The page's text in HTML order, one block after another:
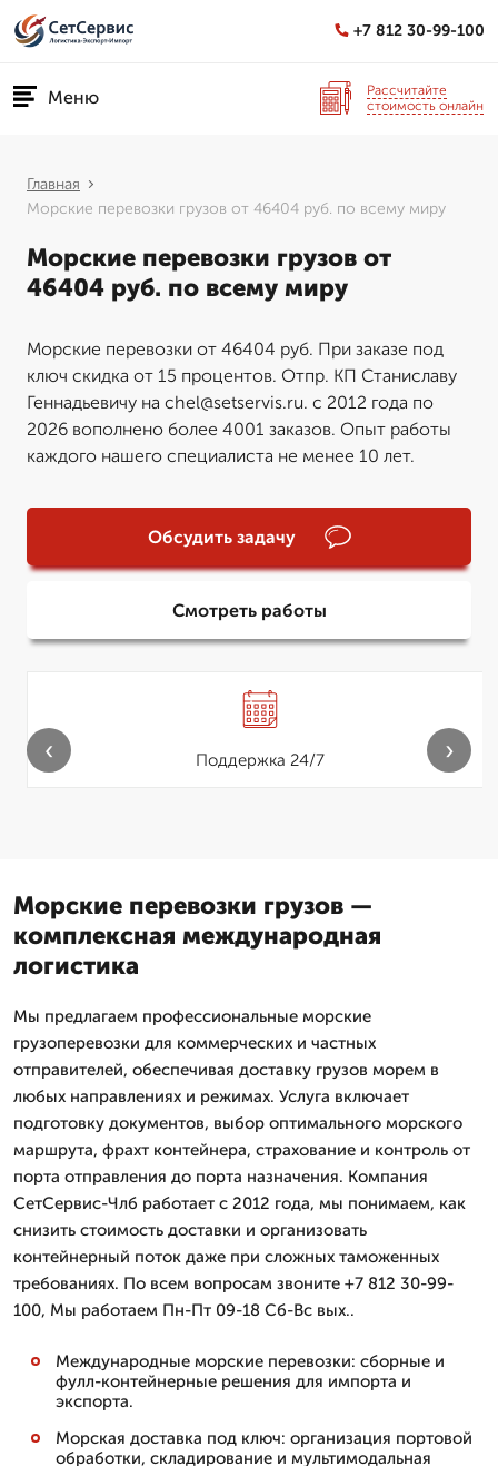
+7 812 30-99-100
Меню
Рассчитайте
стоимость онлайн
Главная
Морские перевозки грузов от 46404 руб. по всему миру
Морские перевозки грузов от
46404 руб. по всему миру
Морские перевозки от 46404 руб. При заказе под
ключ скидка от 15 процентов. Отпр. КП Станиславу
Геннадьевичу на chel@setservis.ru. с 2012 года по
2026 вополнено более 4001 заказов. Опыт работы
каждого нашего специалиста не менее 10 лет.
Обсудить задачу
Смотреть работы
Поддержка 24/7
‹ ›
Морские перевозки грузов —
комплексная международная
логистика
Мы предлагаем профессиональные морские
грузоперевозки для коммерческих и частных
отправителей, обеспечивая доставку грузов морем в
любых направлениях и режимах. Услуга включает
подготовку документов, выбор оптимального морского
маршрута, фрахт контейнера, страхование и контроль от
порта отправления до порта назначения. Компания
СетСервис-Члб работает с 2012 года, мы понимаем, как
снизить стоимость доставки и организовать
контейнерный поток даже при сложных таможенных
требованиях. По всем вопросам звоните +7 812 30-99-
100, Мы работаем Пн-Пт 09-18 Сб-Вс вых..
Международные морские перевозки: сборные и
фулл-контейнерные решения для импорта и
экспорта.
Морская доставка под ключ: организация портовой
обработки, складирование и мультимодальная